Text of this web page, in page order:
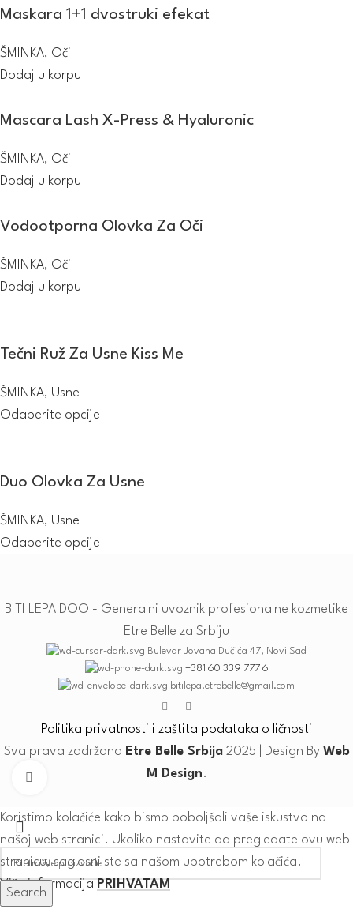
Maskara 1+1 dvostruki efekat
ŠMINKA, Oči
Dodaj u korpu
Mascara Lash X-Press & Hyaluronic
ŠMINKA, Oči
Dodaj u korpu
Vodootporna Olovka Za Oči
ŠMINKA, Oči
Dodaj u korpu
Tečni Ruž Za Usne Kiss Me
ŠMINKA, Usne
Odaberite opcije
Duo Olovka Za Usne
ŠMINKA, Usne
Odaberite opcije
BITI LEPA DOO - Generalni uvoznik profesionalne kozmetike
Etre Belle za Srbiju
Bulevar Jovana Dučića 47, Novi Sad
+381 60 339 777 6
bitilepa.etrebelle@gmail.com
Politika privatnosti i zaštita podataka o ličnosti
Sva prava zadržana Etre Belle Srbija2025 | Design By Web
M Design.
Search
Koristimo kolačiće kako bismo poboljšali vaše iskustvo na
našoj web stranici. Ukoliko nastavite da pregledate ovu web
stranicu, saglasni ste sa našom upotrebom kolačića.
Više informacijaPRIHVATAM